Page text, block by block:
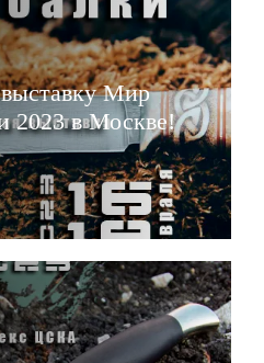
Мир
2023 в Москве!